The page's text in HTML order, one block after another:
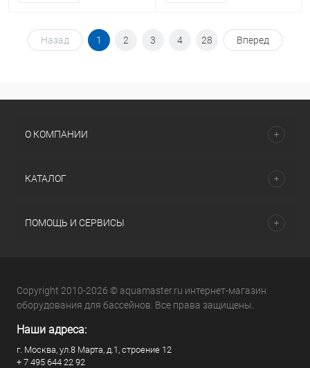
Назад 1 2 3 4 28 Вперед
О КОМПАНИИ
КАТАЛОГ
ПОМОЩЬ И СЕРВИСЫ
Copyright 2010-2026 © aquamaster.ru интернет-магазин
оборудования для бассейнов. Все права защищены.
Наши адреса:
г. Москва, ул.8 Марта, д.1, строение 12
+ 7 495 644 22 92